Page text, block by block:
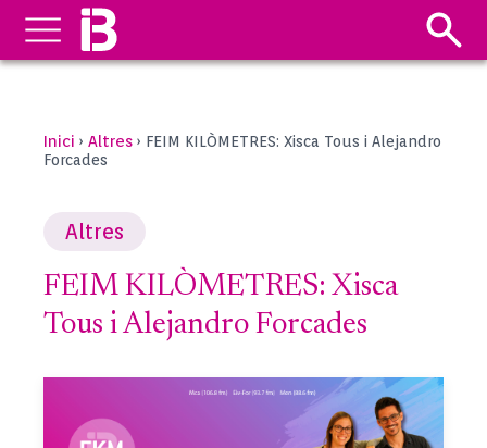
Inici › Altres › FEIM KILÒMETRES: Xisca Tous i Alejandro
Forcades
Altres
FEIM KILÒMETRES: Xisca
Tous i Alejandro Forcades